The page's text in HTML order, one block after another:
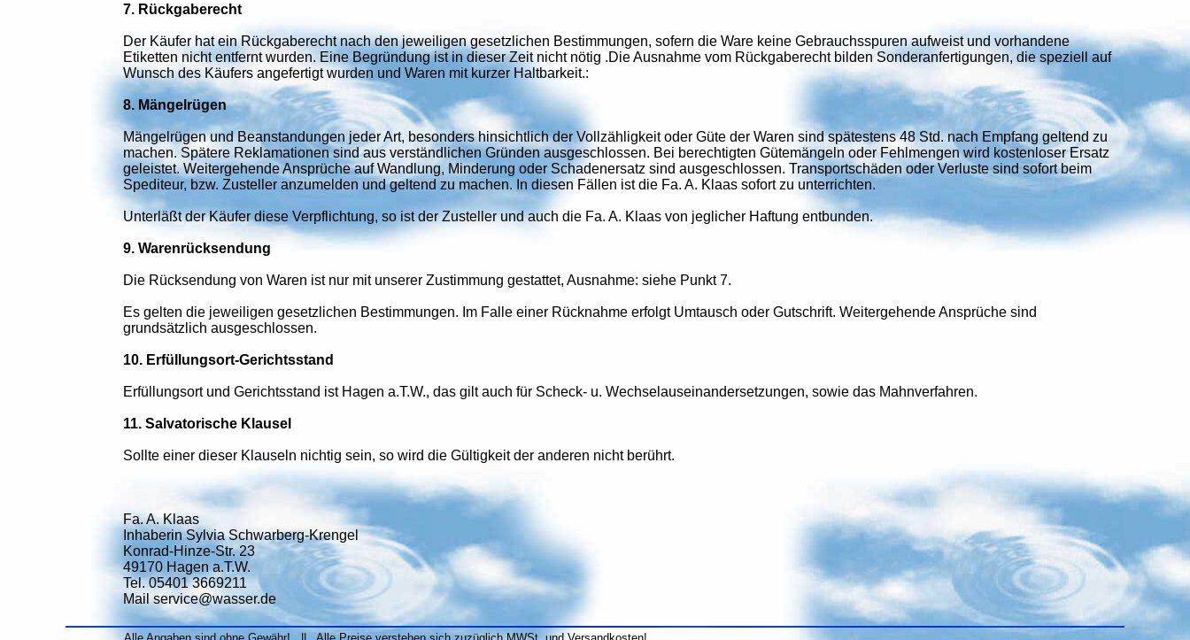
7. Rückgaberecht
Der Käufer hat ein Rückgaberecht nach den jeweiligen gesetzlichen Bestimmungen, sofern die Ware keine Gebrauchsspuren aufweist und vorhandene
Etiketten nicht entfernt wurden. Eine Begründung ist in dieser Zeit nicht nötig .Die Ausnahme vom Rückgaberecht bilden Sonderanfertigungen, die speziell auf
Wunsch des Käufers angefertigt wurden und Waren mit kurzer Haltbarkeit.:
8. Mängelrügen
Mängelrügen und Beanstandungen jeder Art, besonders hinsichtlich der Vollzähligkeit oder Güte der Waren sind spätestens 48 Std. nach Empfang geltend zu
machen. Spätere Reklamationen sind aus verständlichen Gründen ausgeschlossen. Bei berechtigten Gütemängeln oder Fehlmengen wird kostenloser Ersatz
geleistet. Weitergehende Ansprüche auf Wandlung, Minderung oder Schadenersatz sind ausgeschlossen. Transportschäden oder Verluste sind sofort beim
Spediteur, bzw. Zusteller anzumelden und geltend zu machen. In diesen Fällen ist die Fa. A. Klaas sofort zu unterrichten.
Unterläßt der Käufer diese Verpflichtung, so ist der Zusteller und auch die Fa. A. Klaas von jeglicher Haftung entbunden.
9. Warenrücksendung
Die Rücksendung von Waren ist nur mit unserer Zustimmung gestattet, Ausnahme: siehe Punkt 7.
Es gelten die jeweiligen gesetzlichen Bestimmungen. Im Falle einer Rücknahme erfolgt Umtausch oder Gutschrift. Weitergehende Ansprüche sind
grundsätzlich ausgeschlossen.
10. Erfüllungsort-Gerichtsstand
Erfüllungsort und Gerichtsstand ist Hagen a.T.W., das gilt auch für Scheck- u. Wechselauseinandersetzungen, sowie das Mahnverfahren.
11. Salvatorische Klausel
Sollte einer dieser Klauseln nichtig sein, so wird die Gültigkeit der anderen nicht berührt.
Fa. A. Klaas
Inhaberin Sylvia Schwarberg-Krengel
Konrad-Hinze-Str. 23
49170 Hagen a.T.W.
Tel. 05401 3669211
Mail service@wasser.de